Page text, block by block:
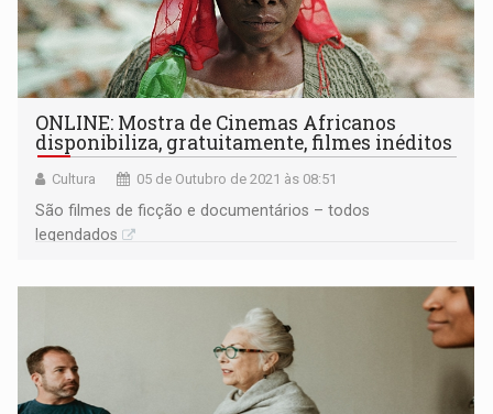
ONLINE: Mostra de Cinemas Africanos
disponibiliza, gratuitamente, filmes inéditos
Cultura 05 de Outubro de 2021 às 08:51
São filmes de ficção e documentários – todos
legendados